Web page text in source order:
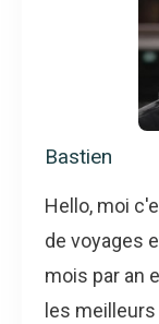
Bastien
Hello, moi
de voyages
mois par an
les